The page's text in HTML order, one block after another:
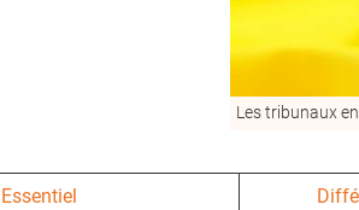
Les tribunaux
Essentiel